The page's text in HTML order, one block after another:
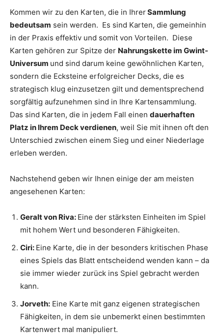
Kommen wir zu den Karten, die in IhrerSammlung
bedeutsam sein werden. Es sind Karten, die gemeinhin
in der Praxis effektiv und somit von Vorteilen. Diese
Karten gehören zur Spitze der Nahrungskette im Gwint-
Universum und sind darum keine gewöhnlichen Karten,
sondern die Ecksteine erfolgreicher Decks, die es
strategisch klug einzusetzen gilt und dementsprechend
sorgfältig aufzunehmen sind in Ihre Kartensammlung.
Das sind Karten, die in jedem Fall einen dauerhaften
Platz in Ihrem Deck verdienen, weil Sie mit ihnen oft den
Unterschied zwischen einem Sieg und einer Niederlage
erleben werden.
Nachstehend geben wir Ihnen einige der am meisten
angesehenen Karten:
Geralt von Riva: Eine der stärksten Einheiten im Spiel
mit hohem Wert und besonderen Fähigkeiten.
Ciri: Eine Karte, die in der besonders kritischen Phase
eines Spiels das Blatt entscheidend wenden kann – da
sie immer wieder zurück ins Spiel gebracht werden
kann.
Jorveth: Eine Karte mit ganz eigenen strategischen
Fähigkeiten, in dem sie unbemerkt einen bestimmten
Kartenwert mal manipuliert.